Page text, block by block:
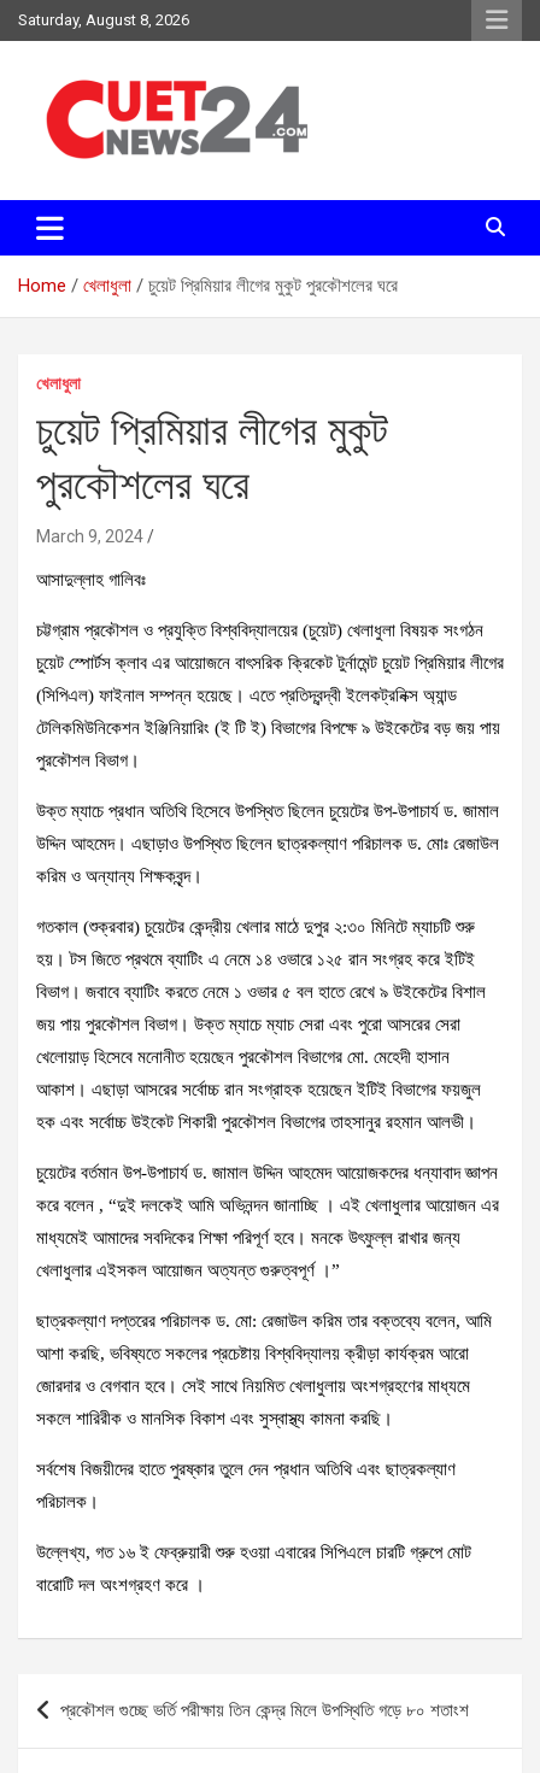
Skip
to
Saturday, August 8, 2026
চুয়েট নিউজ২৪
Home খেলাধুলা চুয়েট প্রিমিয়ার লীগের মুকুট পুরকৌশলের ঘরে
খেলাধুলা
চুয়েট প্রিমিয়ার লীগের মুকুট
পুরকৌশলের ঘরে
March 9, 2024
আসাদুল্লাহ গালিবঃ
চট্টগ্রাম প্রকৌশল ও প্রযুক্তি বিশ্ববিদ্যালয়ের (চুয়েট) খেলাধুলা বিষয়ক সংগঠন
চুয়েট স্পোর্টস ক্লাব এর আয়োজনে বাৎসরিক ক্রিকেট টুর্নামেন্ট চুয়েট প্রিমিয়ার লীগের
(সিপিএল) ফাইনাল সম্পন্ন হয়েছে। এতে প্রতিদ্বন্দ্বী ইলেকট্রনিক্স অ্যান্ড
টেলিকমিউনিকেশন ইঞ্জিনিয়ারিং (ই টি ই) বিভাগের বিপক্ষে ৯ উইকেটের বড় জয় পায়
পুরকৌশল বিভাগ।
উক্ত ম্যাচে প্রধান অতিথি হিসেবে উপস্থিত ছিলেন চুয়েটের উপ-উপাচার্য ড. জামাল
উদ্দিন আহমেদ। এছাড়াও উপস্থিত ছিলেন ছাত্রকল্যাণ পরিচালক ড. মোঃ রেজাউল
করিম ও অন্যান্য শিক্ষকবৃন্দ।
গতকাল (শুক্রবার) চুয়েটের কেন্দ্রীয় খেলার মাঠে দুপুর ২:৩০ মিনিটে ম্যাচটি শুরু
হয়। টস জিতে প্রথমে ব্যাটিং এ নেমে ১৪ ওভারে ১২৫ রান সংগ্রহ করে ইটিই
বিভাগ। জবাবে ব্যাটিং করতে নেমে ১ ওভার ৫ বল হাতে রেখে ৯ উইকেটের বিশাল
জয় পায় পুরকৌশল বিভাগ। উক্ত ম্যাচে ম্যাচ সেরা এবং পুরো আসরের সেরা
খেলোয়াড় হিসেবে মনোনীত হয়েছেন পুরকৌশল বিভাগের মো. মেহেদী হাসান
আকাশ। এছাড়া আসরের সর্বোচ্চ রান সংগ্রাহক হয়েছেন ইটিই বিভাগের ফয়জুল
হক এবং সর্বোচ্চ উইকেট শিকারী পুরকৌশল বিভাগের তাহসানুর রহমান আলভী।
চুয়েটের বর্তমান উপ-উপাচার্য ড. জামাল উদ্দিন আহমেদ আয়োজকদের ধন্যাবাদ জ্ঞাপন
করে বলেন , “দুই দলকেই আমি অভিনন্দন জানাচ্ছি । এই খেলাধুলার আয়োজন এর
মাধ্যমেই আমাদের সবদিকের শিক্ষা পরিপূর্ণ হবে। মনকে উৎফুল্ল রাখার জন্য
খেলাধুলার এইসকল আয়োজন অত্যন্ত গুরুত্বপূর্ণ ।”
ছাত্রকল্যাণ দপ্তরের পরিচালক ড. মো: রেজাউল করিম তার বক্তব্যে বলেন, আমি
আশা করছি, ভবিষ্যতে সকলের প্রচেষ্টায় বিশ্ববিদ্যালয় ক্রীড়া কার্যক্রম আরো
জোরদার ও বেগবান হবে। সেই সাথে নিয়মিত খেলাধুলায় অংশগ্রহণের মাধ্যমে
সকলে শারিরীক ও মানসিক বিকাশ এবং সুস্বাস্থ্য কামনা করছি।
সর্বশেষ বিজয়ীদের হাতে পুরষ্কার তুলে দেন প্রধান অতিথি এবং ছাত্রকল্যাণ
পরিচালক।
উল্লেখ্য, গত ১৬ ই ফেব্রুয়ারী শুরু হওয়া এবারের সিপিএলে চারটি গ্রুপে মোট
বারোটি দল অংশগ্রহণ করে ।
navigation
প্রকৌশল গুচ্ছে ভর্তি পরীক্ষায় তিন কেন্দ্র মিলে উপস্থিতি গড়ে ৮০ শতাংশ